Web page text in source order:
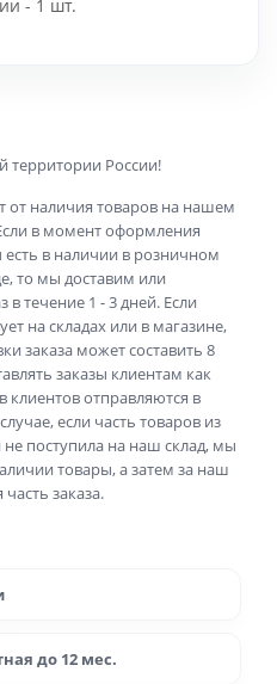
- 1 шт.
территории России!
от наличия товаров на нашем
в момент оформления
в наличии в розничном
то мы доставим или
в течение 1 - 3 дней. Если
на складах или в магазине,
заказа может составить 8
заказы клиентам как
клиентов отправляются в
если часть товаров из
не поступила на наш склад, мы
товары, а затем за наш
заказа.
до 12 мес.